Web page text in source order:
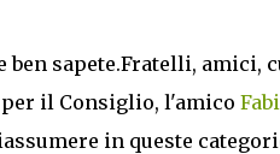
ben sapete.Fratelli, amici,
il Consiglio, l'amico
in queste